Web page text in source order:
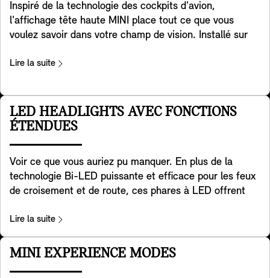
Favoured et JCW trim.
Inspiré de la technologie des cockpits d'avion,
l'affichage tête haute MINI place tout ce que vous
voulez savoir dans votre champ de vision. Installé sur
données clés telles que la vitesse de conduite, les
des divertissements. D'une grande clarté, il offre une
excellente qualité d'image, même dans des
environnements très éclairés. Vous pouvez facilement
s'adapte également au mode d'expérience MINI que
vous avez choisi afin que vous profitiez d'une
expérience cohérente et holistique - et que vous restiez
Lire la suite
LED HEADLIGHTS AVEC FONCTIONS
ÉTENDUES
Voir ce que vous auriez pu manquer. En plus de la
technologie Bi-LED puissante et efficace pour les feux
de croisement et de route, ces phares à LED offrent
avec un éclairage accru sur les côtés, pour une
meilleure visibilité dans les courbes et les virages - en
ville, à la campagne et sur autoroute, ainsi que par
Lire la suite
MINI EXPERIENCE MODES